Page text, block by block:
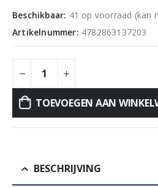
Beschikbaar: 41 op voorraad (kan
Artikelnummer: 4782863137203
TOEVOEGEN AAN
BESCHRIJVING